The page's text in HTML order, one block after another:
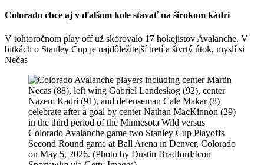
Colorado chce aj v ďalšom kole stavať na širokom kádri
V tohtoročnom play off už skórovalo 17 hokejistov Avalanche. V
bitkách o Stanley Cup je najdôležitejší tretí a štvrtý útok, myslí si
Nečas